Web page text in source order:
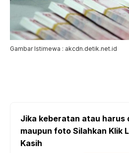
Gambar Istimewa : akcdn.detik.net.id
Jika keberatan atau harus
maupun foto Silahkan Klik
Kasih